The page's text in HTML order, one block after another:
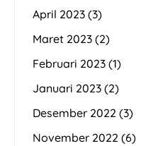
April 2023 (3)
Maret 2023 (2)
Februari 2023 (1)
Januari 2023 (2)
Desember 2022 (3)
November 2022 (6)